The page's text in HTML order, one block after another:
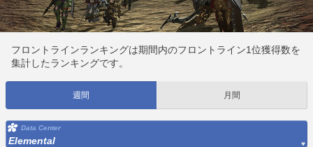
フロントラインランキングは期間内のフロントライン1位獲得数を
集計したランキングです。
週間 月間
Data Center
Elemental